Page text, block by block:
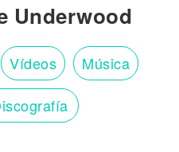
Underwood
Vídeos Música